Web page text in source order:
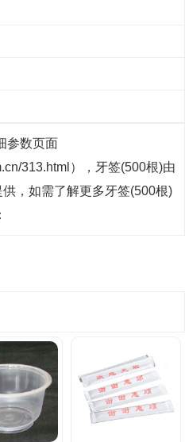
参数页面
313.html），牙签(500根)由
，如需了解更多牙签(500根)